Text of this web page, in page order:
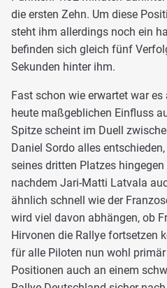
die ersten Zehn. Um diese
steht ihm allerdings noch ein
befinden sich gleich fünf
Sekunden hinter ihm.
Fast schon wie erwartet war
heute maßgeblichen Einfluss
Spitze scheint im Duell
Daniel Sordo alles
seines dritten Platzes
nachdem Jari-Matti Latvala
ähnlich schnell wie der
wird viel davon abhängen, ob
Hirvonen die Rallye fortsetzen
für alle Piloten nun wohl
Positionen auch an einem